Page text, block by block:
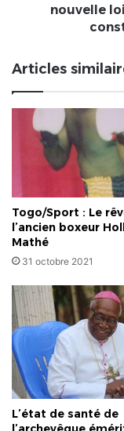
parlementaire
de
la
fondamentale.
adoptée
!
nouvelle
Articles
Togo/Sport : Le
l’ancien boxeur
Mathé
31 octobre 2021
L’état de santé de